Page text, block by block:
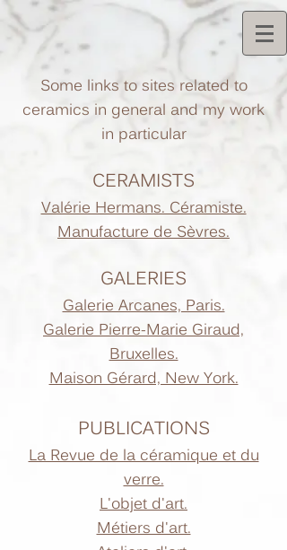
Some links to sites related to
ceramics in general and my work
in particular
CERAMISTS
Valérie Hermans. Céramiste.
Manufacture de Sèvres.
GALERIES
Galerie Arcanes, Paris.
Galerie Pierre-Marie Giraud,
Bruxelles.
Maison Gérard, New York.
PUBLICATIONS
La Revue de la céramique et du
verre.
L'objet d'art.
Métiers d'art.